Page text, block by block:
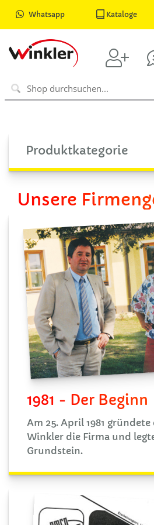
Whatsapp Kataloge
Produktkategorie
Unsere
1981 - Der Beginn
Am 25. April 1981
Winkler die Firma und
Grundstein.